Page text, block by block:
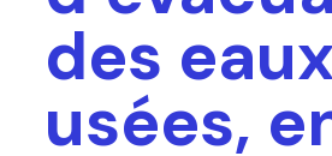
des eaux
usées,